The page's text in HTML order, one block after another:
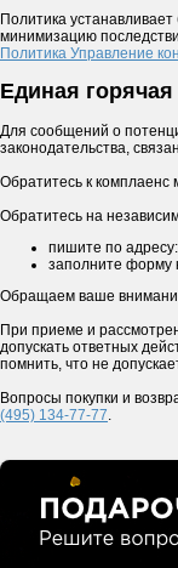
Политика
минимизацию
Политика Управление
Единая
Для сообщений о
законодательства,
Обратитесь к
Обратитесь на
пишите по адресу:
заполните форму
Обращаем ваше
При приеме и
допускать ответных
помнить, что не
Вопросы покупки и
(495) 134-77-77.